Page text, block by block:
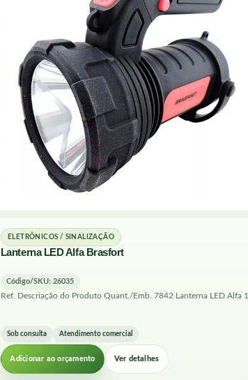
ELETRÔNICOS / SINALIZAÇÃO
Lanterna LED Alfa Brasfort
Código/SKU: 26035
Ref. Descriação do Produto Quant./Emb. 7842 Lanterna LED Alfa 1
Sob consulta Atendimento comercial
Adicionar ao orçamento Ver detalhes